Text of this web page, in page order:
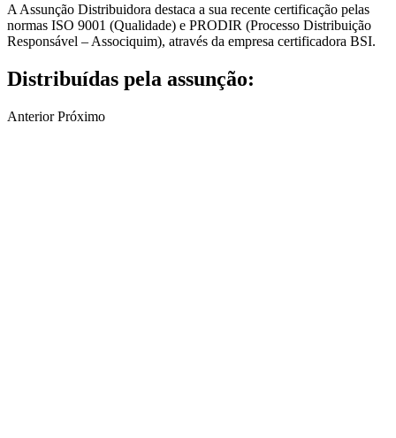
A Assunção Distribuidora destaca a sua recente certificação pelas
normas ISO 9001 (Qualidade) e PRODIR (Processo Distribuição
Responsável – Associquim), através da empresa certificadora BSI.
Distribuídas pela assunção:
Anterior Próximo